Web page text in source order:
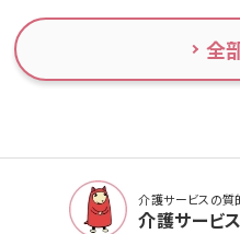
全
介護サービスの質
介護サービ